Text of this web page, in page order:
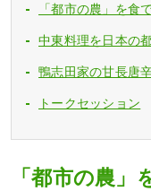
「都市の農」を食
中東料理を日本の
鴨志田家の甘長唐
トークセッション
「都市の農」